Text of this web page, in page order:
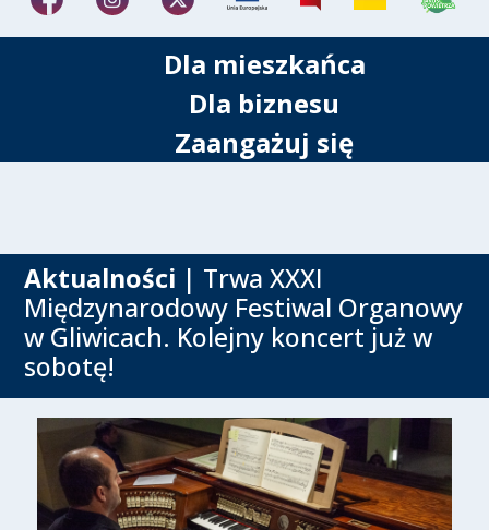
Dla mieszkańca
Dla biznesu
Zaangażuj się
Aktualności | Trwa XXXI
Międzynarodowy Festiwal Organowy
w Gliwicach. Kolejny koncert już w
sobotę!